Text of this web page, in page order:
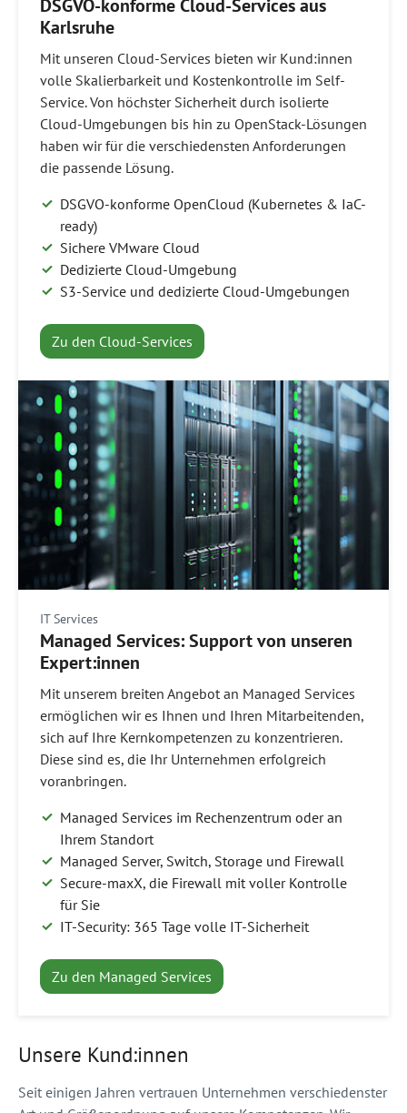
DSGVO-konforme Cloud-Services aus
Karlsruhe
Mit unseren Cloud-Services bieten wir Kund:innen
volle Skalierbarkeit und Kostenkontrolle im Self-
Service. Von höchster Sicherheit durch isolierte
Cloud-Umgebungen bis hin zu OpenStack-Lösungen
haben wir für die verschiedensten Anforderungen
die passende Lösung.
DSGVO-konforme OpenCloud (Kubernetes & IaC-
ready)
Sichere VMware Cloud
Dedizierte Cloud-Umgebung
S3-Service und dedizierte Cloud-Umgebungen
Zu den Cloud-Services
IT Services
Managed Services: Support von unseren
Expert:innen
Mit unserem breiten Angebot an Managed Services
ermöglichen wir es Ihnen und Ihren Mitarbeitenden,
sich auf Ihre Kernkompetenzen zu konzentrieren.
Diese sind es, die Ihr Unternehmen erfolgreich
voranbringen.
Managed Services im Rechenzentrum oder an
Ihrem Standort
Managed Server, Switch, Storage und Firewall
Secure-maxX, die Firewall mit voller Kontrolle
für Sie
IT-Security: 365 Tage volle IT-Sicherheit
Zu den Managed Services
Unsere Kund:innen
Seit einigen Jahren vertrauen Unternehmen verschiedenster